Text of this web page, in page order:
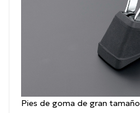
Pies de goma de gran tamaño